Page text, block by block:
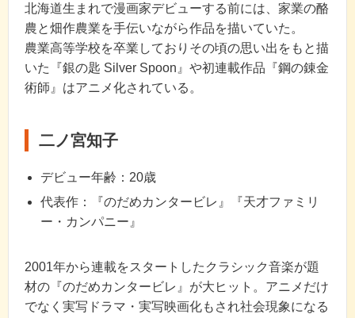
北海道生まれで漫画家デビューする前には、家業の酪
農と畑作農業を手伝いながら作品を描いていた。
農業高等学校を卒業しておりその頃の思い出をもと描
いた『銀の匙 Silver Spoon』や初連載作品『鋼の錬金
術師』はアニメ化されている。
二ノ宮知子
デビュー年齢：20歳
代表作：『のだめカンタービレ』『天才ファミリ
ー・カンパニー』
2001年から連載をスタートしたクラシック音楽が題
材の『のだめカンタービレ』が大ヒット。アニメだけ
でなく実写ドラマ・実写映画化もされ社会現象になる